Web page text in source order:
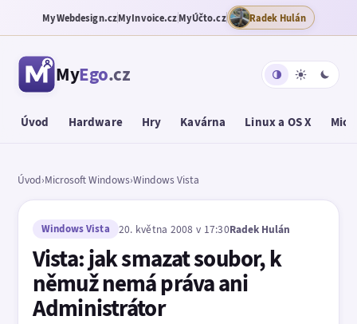
MyWebdesign.czMyInvoice.czMyÚčto.cz Radek Hulán
MyEgo.cz
Úvod Hardware Hry Kavárna Linux a OS X
Úvod›Microsoft Windows›Windows Vista
Windows Vista 20. května 2008 v 17:30Radek Hulán
Vista: jak smazat soubor, k
němuž nemá práva ani
Administrátor